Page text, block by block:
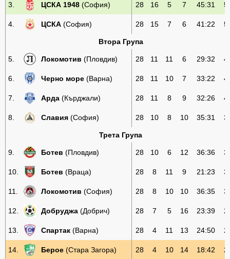
3. ЦСКА 1948 (София) 28 16 5 7 45:31
4. ЦСКА (София) 28 15 7 6 41:22
Втора Група
5. Локомотив (Пловдив) 28 11 11 6 29:32
6. Черно море (Варна) 28 11 10 7 33:22
7. Арда (Кърджали) 28 11 8 9 32:26
8. Славия (София) 28 10 8 10 35:31
Трета Група
9. Ботев (Пловдив) 28 10 6 12 36:36
10. Ботев (Враца) 28 8 11 9 21:23
11. Локомотив (София) 28 8 10 10 36:35
12. Добруджа (Добрич) 28 7 5 16 23:39
13. Спартак (Варна) 28 4 11 13 24:50
14. Берое (Стара Загора) 28 4 10 14 18:42